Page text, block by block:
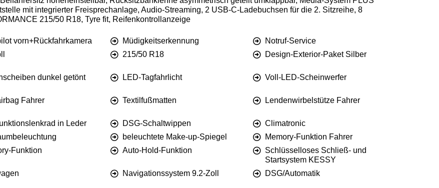
mit integrierter Freisprechanlage, Audio-Streaming, 2 USB-C-Ladebuchsen für die 2. Sitzreihe, 8
215/50 R18, Tyre fit, Reifenkontrollanzeige
vorn+Rückfahrkamera Müdigkeitserkennung
Notruf-Service
215/50 R18 Design-Exterior-Paket Silber
dunkel getönt LED-Tagfahrlicht Voll-LED-Scheinwerfer
Fahrer Textilfußmatten Lendenwirbelstütze Fahrer
in Leder DSG-Schaltwippen
Climatronic
beleuchtete Make-up-Spiegel
Memory-Funktion Fahrer
Funktion Auto-Hold-Funktion
Schlüsselloses Schließ- und
Startsystem KESSY
Navigationssystem 9.2-Zoll DSG/Automatik